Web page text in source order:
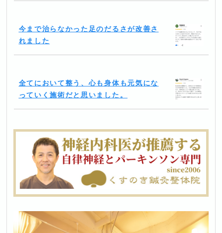
今まで治らなかった足のだるさが改善さ
れました
全てにおいて整う、心も身体も元気にな
っていく施術だと思いました。